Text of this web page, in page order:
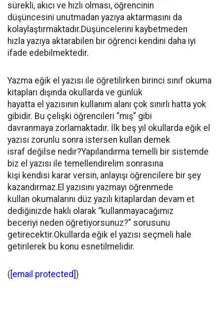
sürekli, akıcı ve hızlı olması, öğrencinin
düşüncesini unutmadan yazıya aktarmasını da
kolaylaştırmaktadır.Düşüncelerini kaybetmeden
hızla yazıya aktarabilen bir öğrenci kendini daha iyi
ifade edebilmektedir.
Yazma eğik el yazısı ile öğretilirken birinci sınıf okuma
kitapları dışında okullarda ve günlük
hayatta el yazısının kullanım alanı çok sınırlı hatta yok
gibidir. Bu çelişki öğrencileri “mış” gibi
davranmaya zorlamaktadır. İlk beş yıl okullarda eğik el
yazısı zorunlu sonra istersen kullan demek
israf değilse nedir?Yapılandırma temelli bir sistemde
biz el yazısı ile temellendirelim sonrasına
kişi kendisi karar versin, anlayışı öğrencilere bir şey
kazandırmaz.El yazısını yazmayı öğrenmede
kullan okumalarını düz yazılı kitaplardan devam et
dediğinizde haklı olarak “kullanmayacağımız
beceriyi neden öğretiyorsunuz?” sorusunu
getirecektir.Okullarda eğik el yazısı seçmeli hale
getirilerek bu konu esnetilmelidir.
( [email protected] )